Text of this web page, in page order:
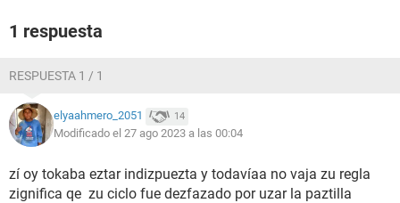
1 respuesta
RESPUESTA 1 / 1
elyaahmero_2051 14
Modificado el 27 ago 2023 a las 00:04
zí oy tokaba eztar indizpuezta y todavíaa no vaja zu regla
zignifica qe zu ciclo fue dezfazado por uzar la paztilla